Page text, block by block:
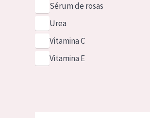
Sérum de rosas
Urea
Vitamina C
Vitamina E